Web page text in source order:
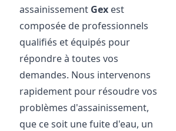
assainissement Gex est
composée de professionnels
qualifiés et équipés pour
répondre à toutes vos
demandes. Nous intervenons
rapidement pour résoudre vos
problèmes d'assainissement,
que ce soit une fuite d'eau, un